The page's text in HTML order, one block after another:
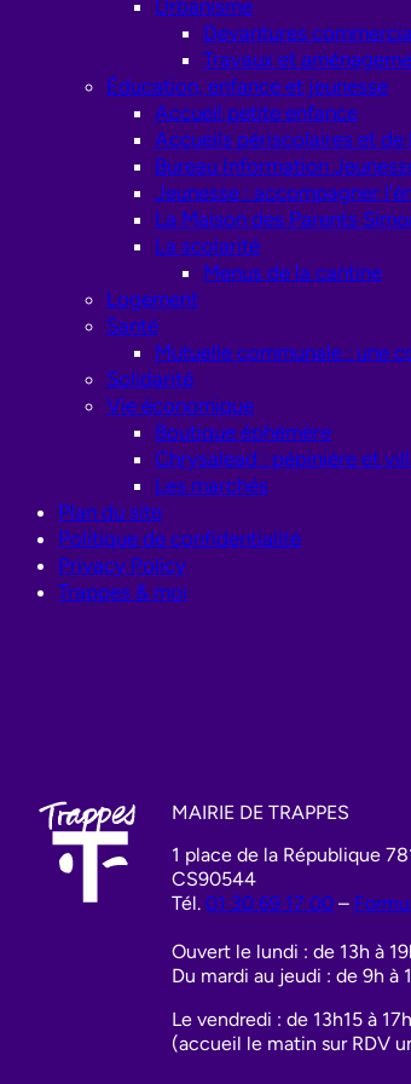
Urbanisme
Devantures
Travaux et
Éducation, enfance et jeunesse
Accueil petite enfance
Accueils périscolaires et de
Bureau Information
Jeunesse : accompagner
La Maison des Parents
La scolarité
Menus de la cantine
Logement
Santé
Mutuelle communale : une
Solidarité
Vie économique
Boutique éphémère
Chrysalead : pépinière et
Les marchés
Plan du site
Politique de confidentialité
Privacy Policy
Trappes & moi
MAIRIE DE TRAPPES
1 place de la République
CS90544
Tél. 01 30 69 17 00 –
Ouvert le lundi : de 13h à
Du mardi au jeudi : de 9h à
Le vendredi : de 13h15 à 17h
(accueil le matin sur RDV